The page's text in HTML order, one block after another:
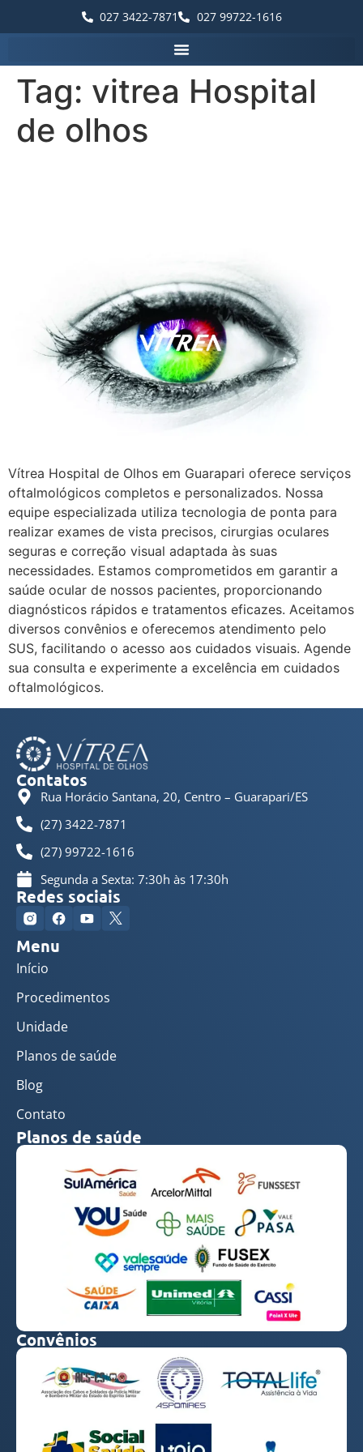
027 3422-7871 027 99722-1616
Tag: vitrea Hospital
de olhos
Vítrea Hospital de Olhos em Guarapari oferece serviços
oftalmológicos completos e personalizados. Nossa
equipe especializada utiliza tecnologia de ponta para
realizar exames de vista precisos, cirurgias oculares
seguras e correção visual adaptada às suas
necessidades. Estamos comprometidos em garantir a
saúde ocular de nossos pacientes, proporcionando
diagnósticos rápidos e tratamentos eficazes. Aceitamos
diversos convênios e oferecemos atendimento pelo
SUS, facilitando o acesso aos cuidados visuais. Agende
sua consulta e experimente a excelência em cuidados
oftalmológicos.
Contatos
Rua Horácio Santana, 20, Centro – Guarapari/ES
(27) 3422-7871
(27) 99722-1616
Segunda a Sexta: 7:30h às 17:30h
Redes sociais
Menu
Início
Procedimentos
Unidade
Planos de saúde
Blog
Contato
Planos de saúde
Convênios